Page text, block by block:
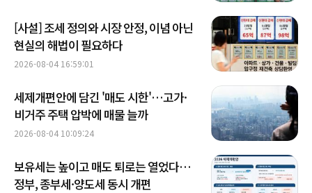
[사설] 조세 정의와 시장 안정, 이념 아닌
현실의 해법이 필요하다
2026-08-04 16:59:01
세제개편안에 담긴 '매도 시한'…고가·
비거주 주택 압박에 매물 늘까
2026-08-04 10:09:24
보유세는 높이고 매도 퇴로는 열었다…
정부, 종부세·양도세 동시 개편